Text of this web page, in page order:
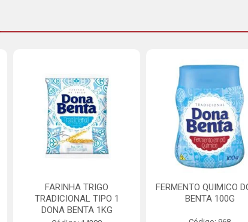
FARINHA TRIGO
TRADICIONAL TIPO 1
DONA BENTA 1KG
FERMENTO QUIMICO
BENTA 100G